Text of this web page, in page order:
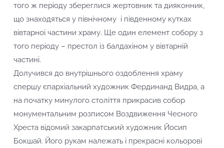
того ж періоду збереглися жертовник та дияконник,
що знаходяться у північному і південному кутках
вівтарної частини храму. Ще один елемент собору з
того періоду – престол із балдахіном у вівтарній
частині.
Долучився до внутрішнього оздоблення храму
спершу єпархіальний художник Фердинанд Видра, а
на початку минулого століття прикрасив собор
монументальним розписом Воздвиження Чесного
Хреста відомий закарпатський художник Йосип
Бокшай. Його рукам належать і прекрасні кольорові